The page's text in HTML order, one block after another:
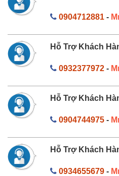
0904712881-
Hỗ Trợ Khách
0932377972-
Hỗ Trợ Khách
0904744975-
Hỗ Trợ Khách
0934655679-